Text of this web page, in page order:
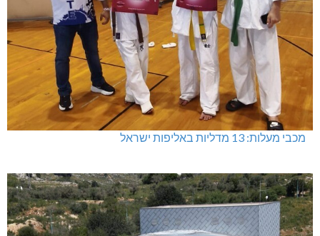
מכבי מעלות: 13 מדליות באליפות ישראל